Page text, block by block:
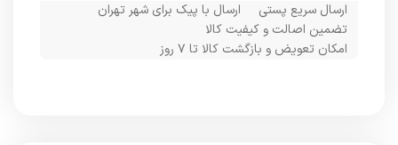
ارسال سریع پستی
ارسال با پیک برای شهر تهران
تضمین اصالت و کیفیت کالا
امکان تعویض و بازگشت کالا تا ۷ روز